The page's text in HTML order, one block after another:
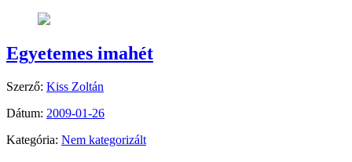
Egyetemes imahét
Szerző: Kiss Zoltán
Dátum: 2009-01-26
Kategória: Nem kategorizált